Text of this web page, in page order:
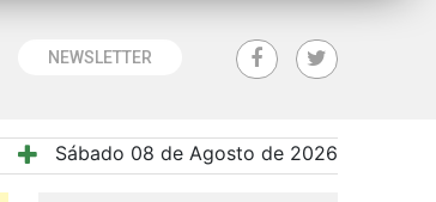
NEWSLETTER
Sábado 08 de Agosto de 2026